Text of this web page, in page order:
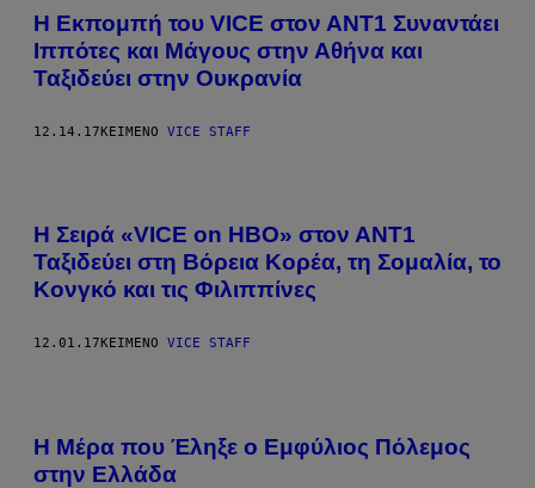
H Εκπομπή του VICE στον ΑΝΤ1 Συναντάει
Ιππότες και Μάγους στην Αθήνα και
Ταξιδεύει στην Ουκρανία
12.14.17ΚΕΊΜΕΝΟ VICE STAFF
Η Σειρά «VICE on HBO» στον ΑΝΤ1
Ταξιδεύει στη Βόρεια Κορέα, τη Σομαλία, το
Κονγκό και τις Φιλιππίνες
12.01.17 ΚΕΊΜΕΝΟ VICE STAFF
H Mέρα που Έληξε ο Εμφύλιος Πόλεμος
στην Ελλάδα